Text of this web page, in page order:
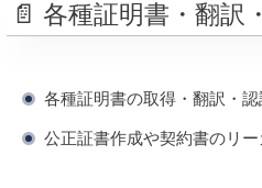
📄 各種証明書・翻訳
各種証明書の取得・翻訳・認
公正証書作成や契約書のリ